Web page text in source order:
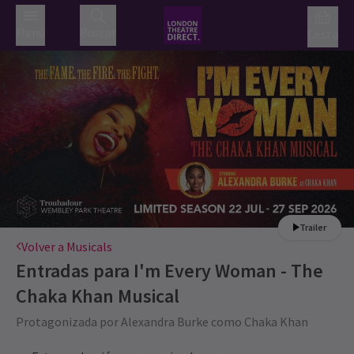
Trailer
Volver a Musicals
Entradas para I'm Every Woman - The
Chaka Khan Musical
Protagonizada por Alexandra Burke como Chaka Khan